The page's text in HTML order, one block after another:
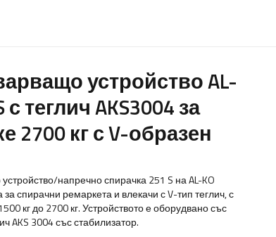
устройство AL-
с теглич AKS3004 за
2700 кг с V-образен
напречно спирачка 251 S на AL-KO
спирачни ремаркета и влекачи с V-тип теглич, с
кг до 2700 кг. Устройството е оборудвано със
AKS 3004 със стабилизатор.